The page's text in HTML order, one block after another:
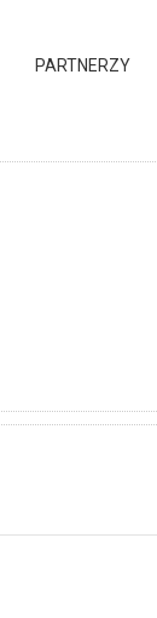
PARTNERZY